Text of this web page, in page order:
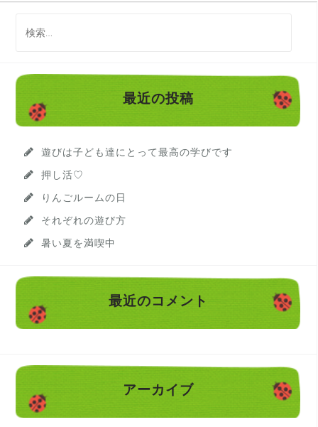
最近の投稿
遊びは子ども達にとって最高の学びです
押し活♡
りんごルームの日
それぞれの遊び方
暑い夏を満喫中
最近のコメント
アーカイブ